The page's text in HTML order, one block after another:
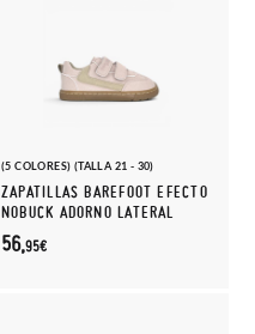
(5 COLORES) (TALLA 21 - 30)
ZAPATILLAS BAREFOOT EFECTO
NOBUCK ADORNO LATERAL
56,95€